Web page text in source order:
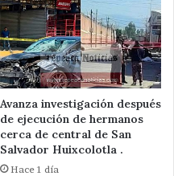
Avanza investigación después
de ejecución de hermanos
cerca de central de San
Salvador Huixcolotla .
Hace 1 día